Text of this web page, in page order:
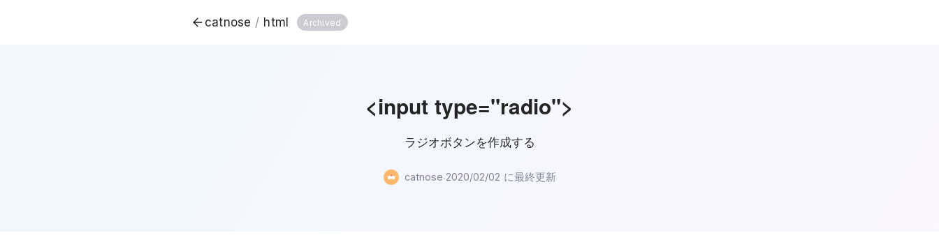
catnose / html Archived
<input type="radio">
ラジオボタンを作成する
catnose·2020/02/02 に最終更新